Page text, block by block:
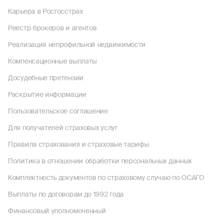
Карьера в Росгосстрах
Реестр брокеров и агентов
Реализация непрофильной недвижимости
Компенсационные выплаты
Досудебные претензии
Раскрытие информации
Пользовательское соглашение
Для получателей страховых услуг
Правила страхования и страховые тарифы
Политика в отношении обработки персональных данных
Комплектность документов по страховому случаю по ОСАГО
Выплаты по договорам до 1992 года
Финансовый уполномоченный